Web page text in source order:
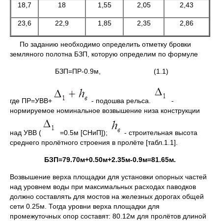
18,7 18 1,55 2,05 2,43
23,6 22,9 1,85 2,35 2,86
По заданию необходимо определить отметку бровки
земляного полотна БЗП, которую определим по формуле
БЗП=ПР-0.9м, (1.1)
где ПР=УВВ+ - подошва рельса.
-
нормируемое номинальное возвышение низа конструкции
над УВВ ( =0.5м [СНиП]);
- строительная высота
среднего пролётного строения в пролёте [табл.1.1].
БЗП=79.70м+0.50м+2.35м-0.9м=81.65м.
Возвышение верха площадки для установки опорных частей
над уровнем воды при максимальных расходах паводков
должно составлять для мостов на железных дорогах общей
сети 0.25м. Тогда уровни верха площадки для
промежуточных опор составят: 80.12м для пролётов длиной